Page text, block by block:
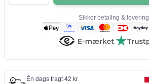
Sikker betaling & levering
Én dags fragt 42 kr